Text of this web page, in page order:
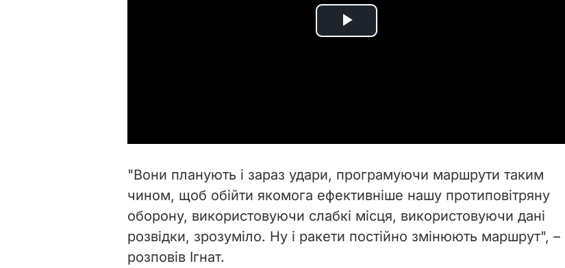
P
i
d
"Вони планують і зараз удари, програмуючи маршрути таким
чином, щоб обійти якомога ефективніше нашу протиповітряну
оборону, використовуючи слабкі місця, використовуючи дані
розвідки, зрозуміло. Ну і ракети постійно змінюють маршрут", –
розповів Ігнат.